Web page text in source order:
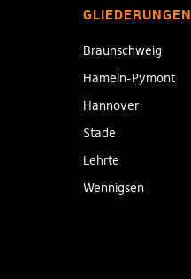
GLIEDERUNGEN
Braunschweig
Hameln-Pymont
Hannover
Stade
Lehrte
Wennigsen